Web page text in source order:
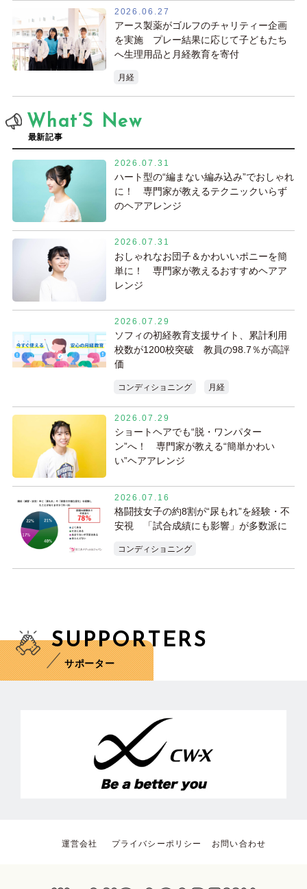
2026.06.27
アース製薬がゴルフのチャリティー企画
を実施 プレー結果に応じて子どもたち
へ生理用品と月経教育を寄付
月経
What’S New
最新記事
2026.07.31
ハート型の“編まない編み込み”でおしゃれ
に！ 専門家が教えるテクニックいらず
のヘアアレンジ
2026.07.31
おしゃれなお団子＆かわいいポニーを簡
単に！ 専門家が教えるおすすめヘアア
レンジ
2026.07.29
ソフィの初経教育支援サイト、累計利用
校数が1200校突破 教員の98.7％が高評
価
コンディショニング 月経
2026.07.29
ショートヘアでも“脱・ワンパター
ン”へ！ 専門家が教える“簡単かわい
い”ヘアアレンジ
2026.07.16
格闘技女子の約8割が“尿もれ”を経験・不
安視 「試合成績にも影響」が多数派に
コンディショニング
SUPPORTERS
サポーター
運営会社 プライバシーポリシー お問い合わせ